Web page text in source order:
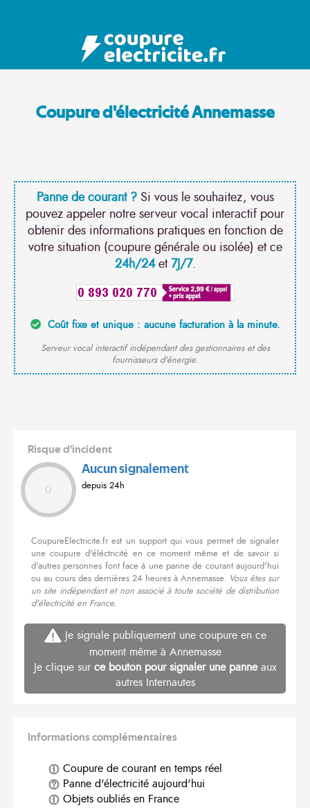
Coupure d'électricité Annemasse
Panne de courant ?Si vous le souhaitez, vous
pouvez appeler notre serveur vocal interactif pour
obtenir des informations pratiques en fonction de
votre situation (coupure générale ou isolée) et ce
24h/24et7J/7.
Coût fixe et unique : aucune facturation à la minute.
Serveur vocal interactif indépendant des gestionnaires et des
fournisseurs d'énergie.
Risque d'incident
0
Aucun signalement
depuis 24h
CoupureElectricite.fr est un support qui vous permet de signaler
une coupure d'éléctricité en ce moment même et de savoir si
d'autres personnes font face à une panne de courant aujourd'hui
ou au cours des dernières 24 heures à Annemasse. Vous êtes sur
un site indépendant et non associé à toute société de distribution
d'électricité en France.
Je signale publiquement une coupure en ce
moment même à Annemasse
Je clique sur ce bouton pour signaler une panneaux
autres Internautes
Informations complémentaires
Coupure de courant en temps réel
Panne d'électricité aujourd'hui
Objets oubliés en France